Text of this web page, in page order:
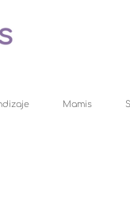
Mamis